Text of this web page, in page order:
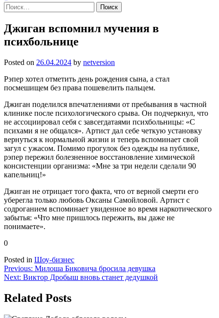
Найти:
Джиган вспомнил мучения в
психбольнице
Posted on 26.04.2024 by netversion
Рэпер хотел отметить день рождения сына, а стал
посмешищем без права пошевелить пальцем.
Джиган поделился впечатлениями от пребывания в частной
клинике после психологического срыва. Он подчеркнул, что
не ассоциировал себя с завсегдатаями психбольницы: «С
психами я не общался». Артист дал себе четкую установку
вернуться к нормальной жизни и теперь вспоминает свой
загул с ужасом. Помимо прогулок без одежды на публике,
рэпер пережил болезненное восстановление химической
консистенции организма: «Мне за три недели сделали 90
капельниц!»
Джиган не отрицает того факта, что от верной смерти его
уберегла только любовь Оксаны Самойловой. Артист с
содроганием вспоминает увиденное во время наркотического
забытья: «Что мне пришлось пережить, вы даже не
понимаете».
0
Posted in Шоу-бизнес
Навигация
по
записям
Previous: Милоша Биковича бросила девушка
Next: Виктор Дробыш вновь станет дедушкой
Related Posts